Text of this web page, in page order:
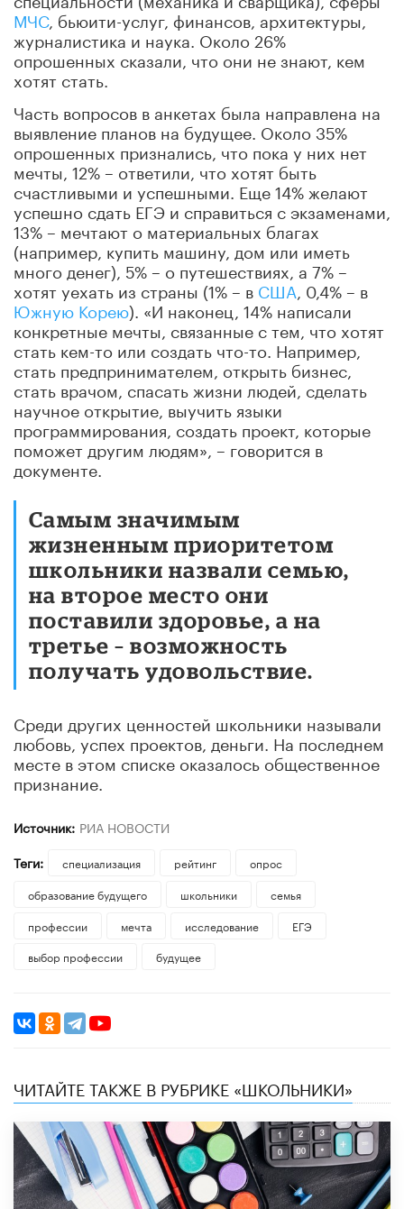
МЧС, бьюити-услуг, финансов, архитектуры,
журналистика и наука. Около 26%
опрошенных сказали, что они не знают, кем
хотят стать.
Часть вопросов в анкетах была направлена на
выявление планов на будущее. Около 35%
опрошенных признались, что пока у них нет
мечты, 12% – ответили, что хотят быть
счастливыми и успешными. Еще 14% желают
успешно сдать ЕГЭ и справиться с экзаменами,
13% – мечтают о материальных благах
(например, купить машину, дом или иметь
много денег), 5% – о путешествиях, а 7% –
хотят уехать из страны (1% – в США , 0,4% – в
Южную Корею). «И наконец, 14% написали
конкретные мечты, связанные с тем, что хотят
стать кем-то или создать что-то. Например,
стать предпринимателем, открыть бизнес,
стать врачом, спасать жизни людей, сделать
научное открытие, выучить языки
программирования, создать проект, которые
поможет другим людям», – говорится в
документе.
Самым значимым
жизненным приоритетом
школьники назвали семью,
на второе место они
поставили здоровье, а на
третье – возможность
получать удовольствие.
Среди других ценностей школьники называли
любовь, успех проектов, деньги. На последнем
месте в этом списке оказалось общественное
признание.
Источник: РИА НОВОСТИ
Теги:
специализация рейтинг
опрос
образование будущего
школьники
семья
профессии
мечта исследование
ЕГЭ
выбор профессии
будущее
ЧИТАЙТЕ ТАКЖЕ В РУБРИКЕ «ШКОЛЬНИКИ»